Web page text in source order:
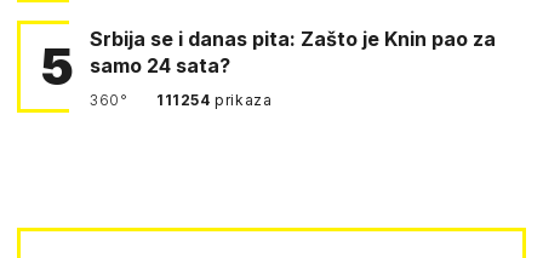
5
Srbija se i danas pita: Zašto je Knin pao za
samo 24 sata?
360° 111254prikaza